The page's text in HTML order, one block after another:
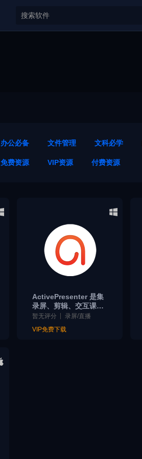
办公必备 文件管理 文科必学
免费资源 VIP资源 付费资源
ActivePresenter 是集
录屏、剪辑、交互课件
制作为一体教学设计工
输出，教师学生一站式
暂无评分
录屏/直播
VIP免费下载